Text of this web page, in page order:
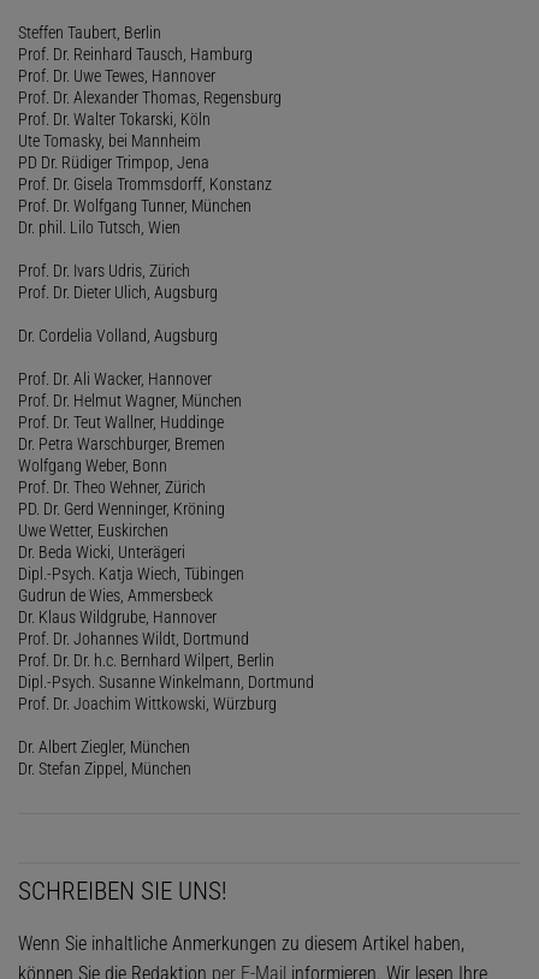
Steffen Taubert, Berlin
Prof. Dr. Reinhard Tausch, Hamburg
Prof. Dr. Uwe Tewes, Hannover
Prof. Dr. Alexander Thomas, Regensburg
Prof. Dr. Walter Tokarski, Köln
Ute Tomasky, bei Mannheim
PD Dr. Rüdiger Trimpop, Jena
Prof. Dr. Gisela Trommsdorff, Konstanz
Prof. Dr. Wolfgang Tunner, München
Dr. phil. Lilo Tutsch, Wien
Prof. Dr. Ivars Udris, Zürich
Prof. Dr. Dieter Ulich, Augsburg
Dr. Cordelia Volland, Augsburg
Prof. Dr. Ali Wacker, Hannover
Prof. Dr. Helmut Wagner, München
Prof. Dr. Teut Wallner, Huddinge
Dr. Petra Warschburger, Bremen
Wolfgang Weber, Bonn
Prof. Dr. Theo Wehner, Zürich
PD. Dr. Gerd Wenninger, Kröning
Uwe Wetter, Euskirchen
Dr. Beda Wicki, Unterägeri
Dipl.-Psych. Katja Wiech, Tübingen
Gudrun de Wies, Ammersbeck
Dr. Klaus Wildgrube, Hannover
Prof. Dr. Johannes Wildt, Dortmund
Prof. Dr. Dr. h.c. Bernhard Wilpert, Berlin
Dipl.-Psych. Susanne Winkelmann, Dortmund
Prof. Dr. Joachim Wittkowski, Würzburg
Dr. Albert Ziegler, München
Dr. Stefan Zippel, München
SCHREIBEN SIE UNS!
Wenn Sie inhaltliche Anmerkungen zu diesem Artikel haben,
können Sie die Redaktion per E-Mail informieren. Wir lesen Ihre